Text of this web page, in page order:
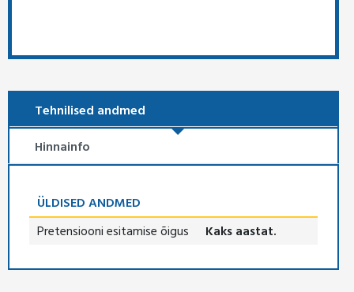
Tehnilised andmed
Hinnainfo
ÜLDISED ANDMED
Pretensiooni esitamise õigus
Kaks aastat.